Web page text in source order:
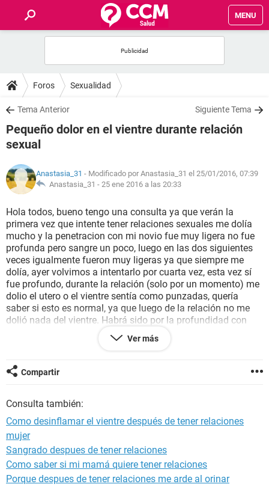
MENU
FOROS
SALUD
FAMILIA
NUTRICIÓN
SEXUALIDAD
GLOSARIO
Foros Sexualidad
Tema Anterior Siguiente Tema
Pequeño dolor en el vientre durante relación
sexual
Anastasia_31 - Modificado por Anastasia_31 el 25/01/2016, 07:39
Anastasia_31 - 25 ene 2016 a las 20:33
Hola todos, bueno tengo una consulta ya que verán la
primera vez que intente tener relaciones sexuales me dolía
mucho y la penetracion con mi novio fue muy ligera no fue
profunda pero sangre un poco, luego en las dos siguientes
veces igualmente fueron muy ligeras ya que siempre me
dolía, ayer volvimos a intentarlo por cuarta vez, esta vez sí
fue profundo, durante la relación (solo por un momento) me
dolio el utero o el vientre sentía como punzadas, quería
saber si esto es normal, ya que luego de la relación no me
dolió nada del vientre. Habrá sido por la profundidad con
que mi novio me penetro o es un problema de mi vagina?
También al día siguiente me dolió la cadera, es normal?
brindar!
Ver más
Compartir
Consulta también:
Como desinflamar el vientre después de tener relaciones
mujer
Sangrado despues de tener relaciones
Como saber si mi mamá quiere tener relaciones
Porque despues de tener relaciones me arde al orinar